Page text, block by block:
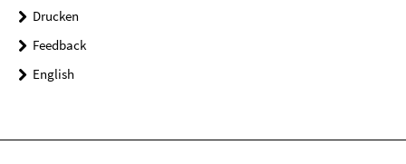
Drucken
Feedback
English